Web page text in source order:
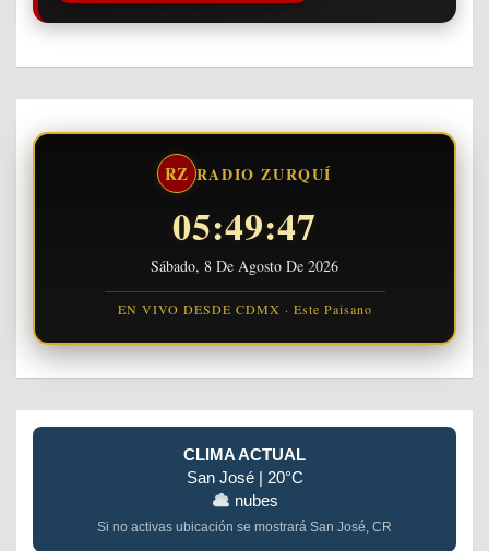
RZ RADIO ZURQUÍ
05:49:47
Sábado, 8 De Agosto De 2026
EN VIVO DESDE CDMX · Este Paisano
CLIMA ACTUAL
San José | 20°C
nubes
Si no activas ubicación se mostrará San José, CR